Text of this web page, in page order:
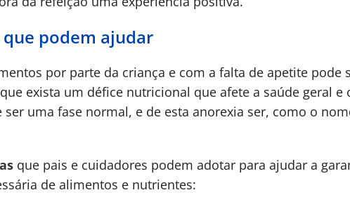
podem ajudar
por parte da criança e com a falta de apetite pode
exista um défice nutricional que afete a saúde geral e
ser uma fase normal, e de esta anorexia ser, como o
que pais e cuidadores podem adotar para ajudar a
de alimentos e nutrientes: